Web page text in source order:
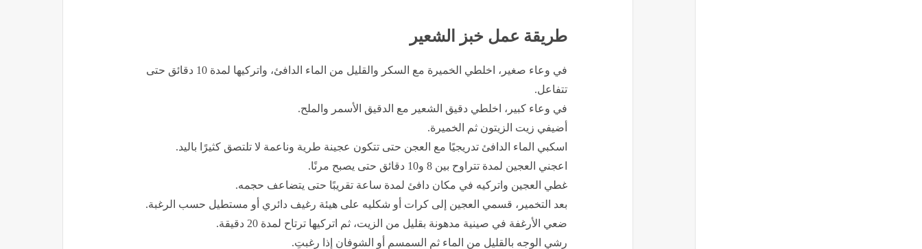
طريقة عمل خبز الشعير
في وعاء صغير، اخلطي الخميرة مع السكر والقليل من الماء الدافئ، واتركيها لمدة 10 دقائق حتى
تتفاعل.
في وعاء كبير، اخلطي دقيق الشعير مع الدقيق الأسمر والملح.
أضيفي زيت الزيتون ثم الخميرة.
اسكبي الماء الدافئ تدريجيًا مع العجن حتى تتكون عجينة طرية وناعمة لا تلتصق كثيرًا باليد.
اعجني العجين لمدة تتراوح بين 8 و10 دقائق حتى يصبح مرنًا.
غطي العجين واتركيه في مكان دافئ لمدة ساعة تقريبًا حتى يتضاعف حجمه.
بعد التخمير، قسمي العجين إلى كرات أو شكليه على هيئة رغيف دائري أو مستطيل حسب الرغبة.
ضعي الأرغفة في صينية مدهونة بقليل من الزيت، ثم اتركيها ترتاح لمدة 20 دقيقة.
رشي الوجه بالقليل من الماء ثم السمسم أو الشوفان إذا رغبتِ.